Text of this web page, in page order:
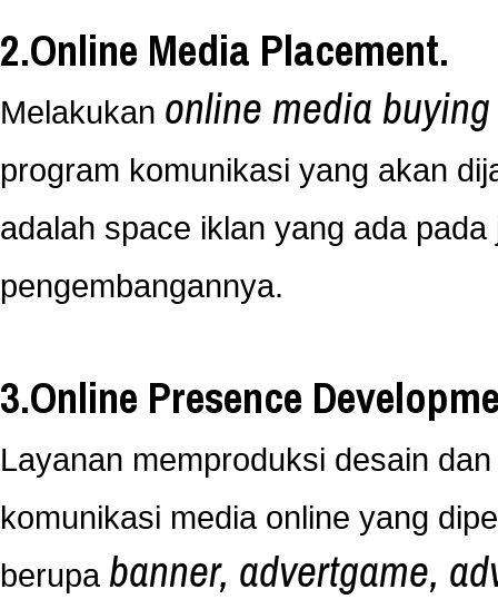
2.Online Media Placement.
Melakukan online media buying
program komunikasi yang akan
adalah space iklan yang ada
pengembangannya.
3.Online Presence
Layanan memproduksi desain
komunikasi media online yang
berupa banner, advertgame,